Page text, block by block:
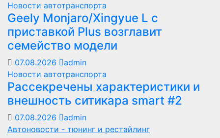
Новости автотранспорта
Geely Monjaro/Xingyue L с
приставкой Plus возглавит
семейство модели
07.08.2026
admin
Новости автотранспорта
Рассекречены характеристики и
внешность ситикара smart #2
07.08.2026
admin
Автоновости - тюнинг и рестайлинг